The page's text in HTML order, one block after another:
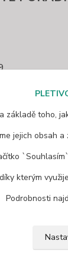
základě toho,
jejich obsah
díky kterým
Podrobnosti